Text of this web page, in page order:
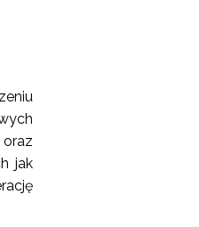
jak